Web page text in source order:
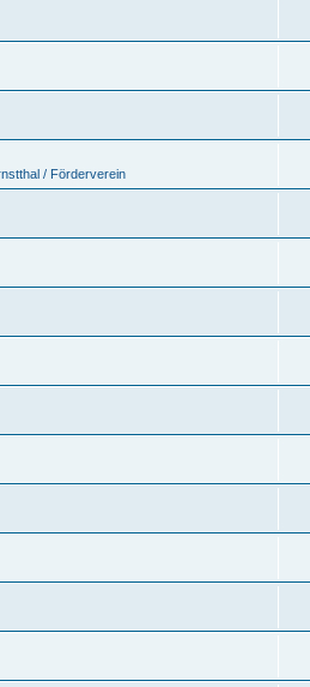
/ Förderverein